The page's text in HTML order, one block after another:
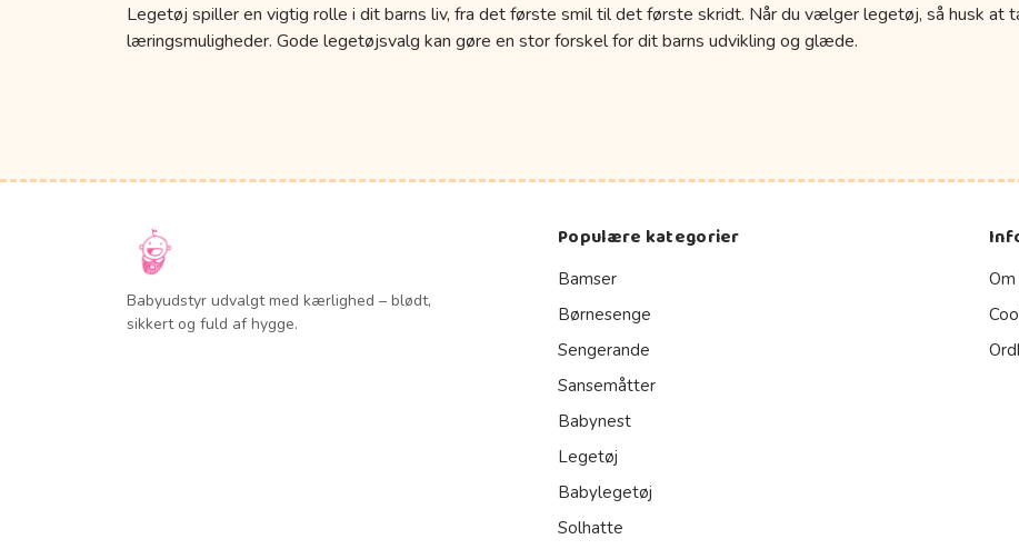
Legetøj spiller en vigtig rolle i dit barns liv, fra det første smil til det første skridt. Når du vælger legetøj, så husk at
læringsmuligheder. Gode legetøjsvalg kan gøre en stor forskel for dit barns udvikling og glæde.
Babyudstyr udvalgt med kærlighed – blødt,
sikkert og fuld af hygge.
Populære kategorier
Bamser
Børnesenge
Sengerande
Sansemåtter
Babynest
Legetøj
Babylegetøj
Solhatte